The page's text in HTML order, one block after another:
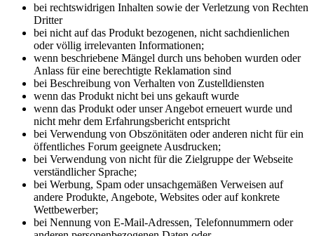
bei rechtswidrigen Inhalten sowie der Verletzung von Rechten
Dritter
bei nicht auf das Produkt bezogenen, nicht sachdienlichen
oder völlig irrelevanten Informationen;
wenn beschriebene Mängel durch uns behoben wurden oder
Anlass für eine berechtigte Reklamation sind
bei Beschreibung von Verhalten von Zustelldiensten
wenn das Produkt nicht bei uns gekauft wurde
wenn das Produkt oder unser Angebot erneuert wurde und
nicht mehr dem Erfahrungsbericht entspricht
bei Verwendung von Obszönitäten oder anderen nicht für ein
öffentliches Forum geeignete Ausdrucken;
bei Verwendung von nicht für die Zielgruppe der Webseite
verständlicher Sprache;
bei Werbung, Spam oder unsachgemäßen Verweisen auf
andere Produkte, Angebote, Websites oder auf konkrete
Wettbewerber;
bei Nennung von E-Mail-Adressen, Telefonnummern oder